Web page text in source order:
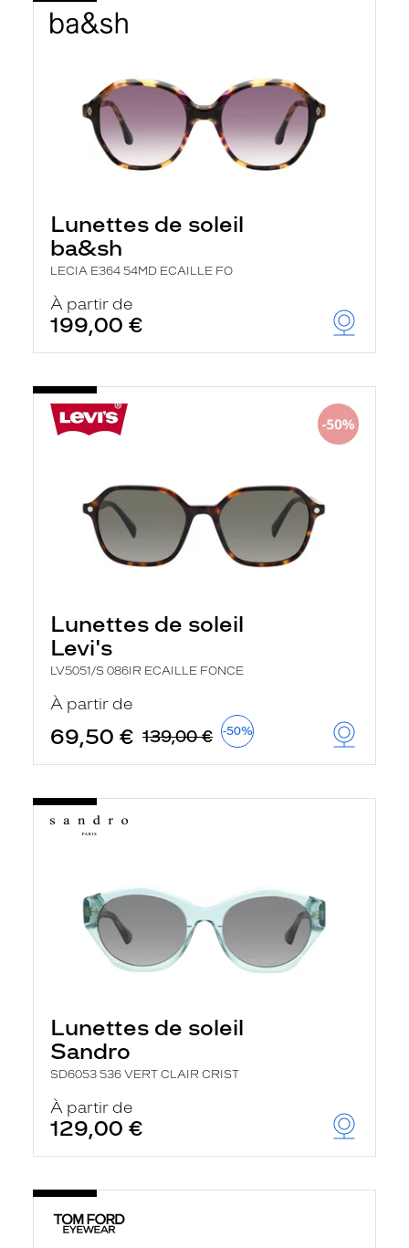
Lunettes de soleil
ba&sh
LECIA E364 54MD ECAILLE FO
À partir de
199,00 €
Lunettes de soleil
Levi's
LV5051/S 086IR ECAILLE FONCE
À partir de
69,50 € 139,00 € -50%
Lunettes de soleil
Sandro
SD6053 536 VERT CLAIR CRIST
À partir de
129,00 €